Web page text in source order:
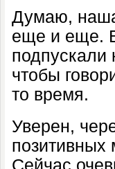
Думаю,
еще и еще.
подпускали
чтобы
то время.
Уверен,
позитивных
Сейчас